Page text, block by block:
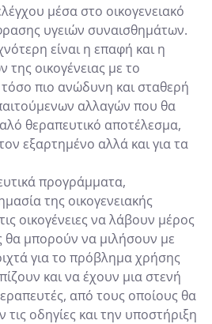
μέσα στο οικογενειακό
υγειών συναισθημάτων.
είναι η επαφή και η
οικογένειας με το
τόσο πιο ανώδυνη και σταθερή
αλλαγών που θα
θεραπευτικό αποτέλεσμα,
εξαρτημένο αλλά και για τα
προγράμματα,
της οικογενειακής
οικογένειες να λάβουν μέρος
θα μπορούν να μιλήσουν με
για το πρόβλημα χρήσης
και να έχουν μια στενή
από τους οποίους θα
οδηγίες και την υποστήριξη